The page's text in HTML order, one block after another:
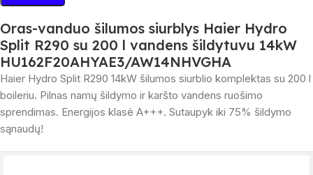
Oras-vanduo šilumos siurblys Haier Hydro
Split R290 su 200 l vandens šildytuvu 14kW
HU162F20AHYAE3/AW14NHVGHA
Haier Hydro Split R290 14kW šilumos siurblio komplektas su 200 l
boileriu. Pilnas namų šildymo ir karšto vandens ruošimo
sprendimas. Energijos klasė A+++. Sutaupyk iki 75% šildymo
sąnaudų!